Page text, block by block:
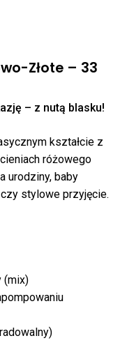
Złote – 33
– z nutą blasku!
kształcie z
różowego
urodziny, baby
stylowe przyjęcie.
(mix)